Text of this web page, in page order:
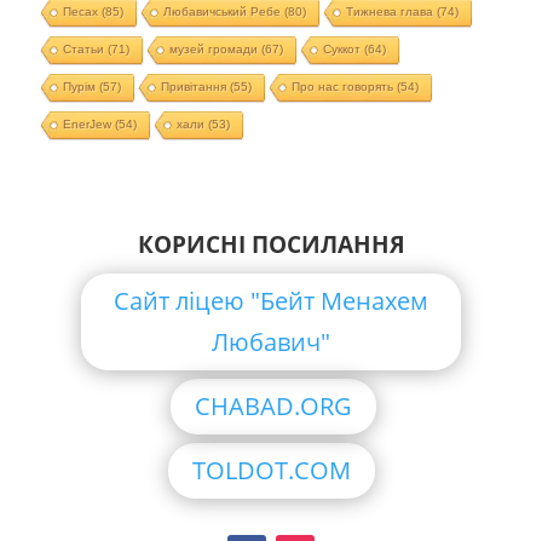
Песах(85) Любавичський Ребе (80) Тижнева глава (74)
Статьи (71) музей громади (67) Суккот (64)
Пурім (57) Привітання(55) Про нас говорять (54)
EnerJew(54) хали (53)
КОРИСНІ ПОСИЛАННЯ
Сайт ліцею "Бейт Менахем
Любавич"
CHABAD.ORG
TOLDOT.COM